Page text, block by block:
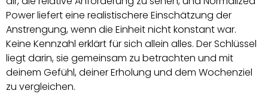
Power liefert eine realistischere Einschätzung der
Anstrengung, wenn die Einheit nicht konstant war.
Keine Kennzahl erklärt für sich allein alles. Der Schlüssel
liegt darin, sie gemeinsam zu betrachten und mit
deinem Gefühl, deiner Erholung und dem Wochenziel
zu vergleichen.